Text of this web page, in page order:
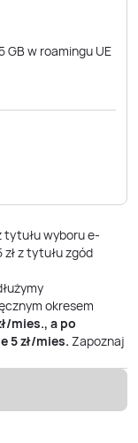
w roamingu UE
tytułu wyboru e-
z tytułu zgód
okresem
mies., a po
5zł/mies. Zapoznaj